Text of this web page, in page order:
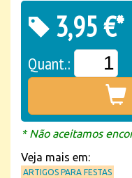
3,95 €*
Quant.:
* Não aceitamos
Veja mais em:
ARTIGOS PARA FESTAS